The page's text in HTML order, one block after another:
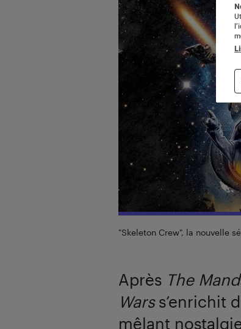
"Skeleton Crew", la nouvelle
Après The
Warss’enrichit
mêlant